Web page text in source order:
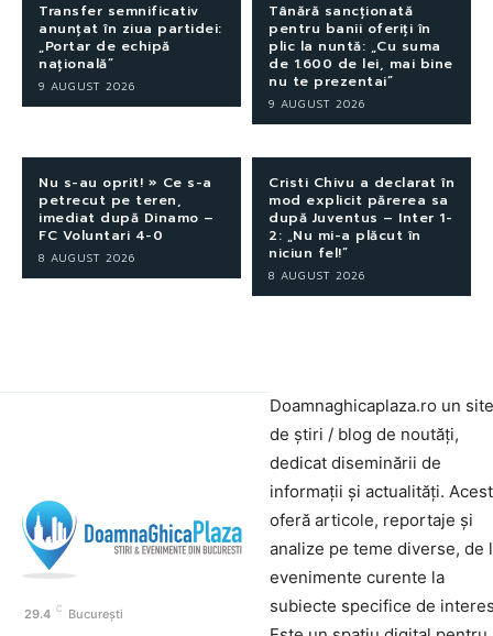
Transfer semnificativ
anunțat în ziua partidei:
„Portar de echipă
națională”
9 AUGUST 2026
Tânără sancționată
pentru banii oferiți în
plic la nuntă: „Cu suma
de 1.600 de lei, mai bine
nu te prezentai”
9 AUGUST 2026
Nu s-au oprit! » Ce s-a
petrecut pe teren,
imediat după Dinamo –
FC Voluntari 4-0
8 AUGUST 2026
Cristi Chivu a declarat în
mod explicit părerea sa
după Juventus – Inter 1-
2: „Nu mi-a plăcut în
niciun fel!”
8 AUGUST 2026
29.4 C București
Doamnaghicaplaza.ro un site
de știri / blog de noutăți,
dedicat diseminării de
informații și actualități.
oferă articole, reportaje și
analize pe teme diverse, de
evenimente curente la
subiecte specifice de